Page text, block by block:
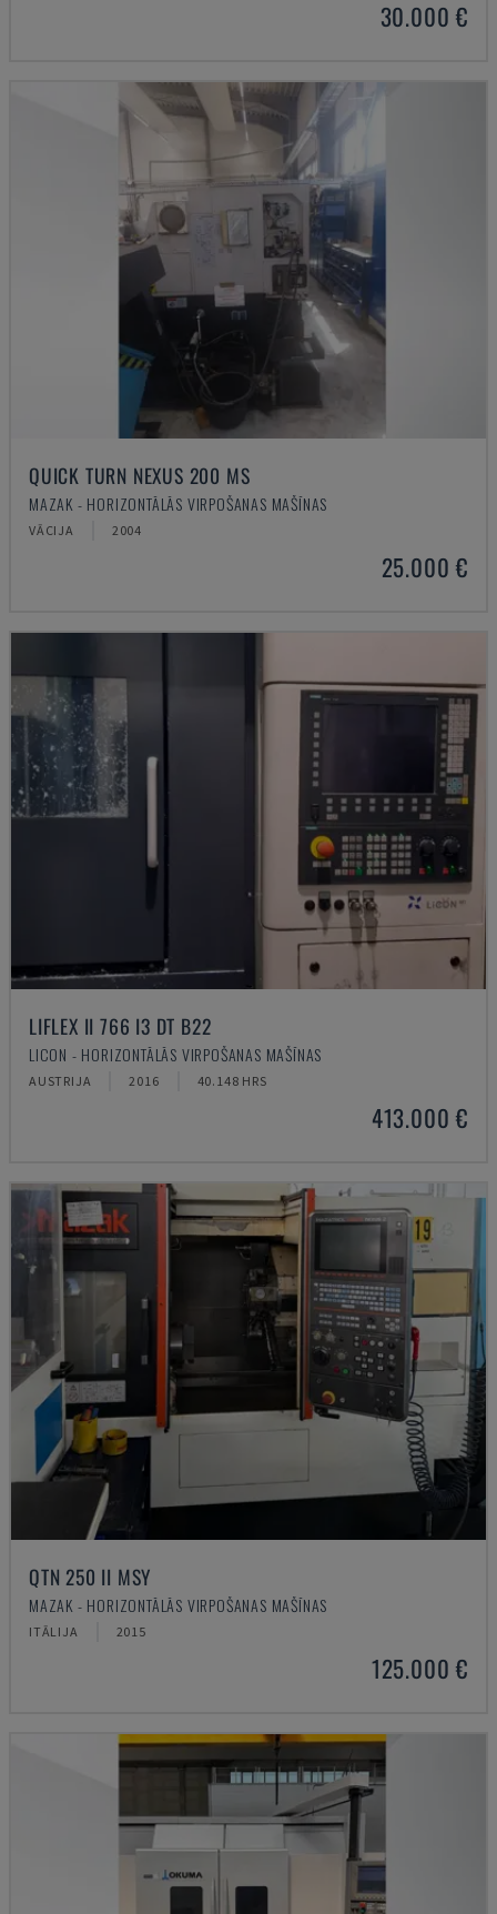
30.000 €
QUICK TURN NEXUS 200 MS
MAZAK - HORIZONTĀLĀS VIRPOŠANAS MAŠĪNAS
VĀCIJA 2004
25.000 €
LIFLEX II 766 I3 DT B22
LICON - HORIZONTĀLĀS VIRPOŠANAS MAŠĪNAS
AUSTRIJA 2016 40.148 HRS
413.000 €
QTN 250 II MSY
MAZAK - HORIZONTĀLĀS VIRPOŠANAS MAŠĪNAS
ITĀLIJA 2015
125.000 €